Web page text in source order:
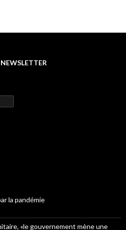
la pandémie
«le gouvernement mène une